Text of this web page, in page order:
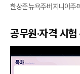
한상준 뉴욕주·버지니아주
공무원·자격 시험